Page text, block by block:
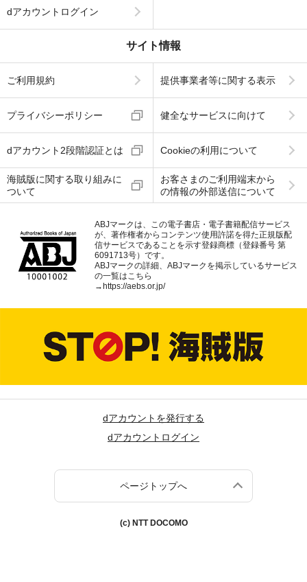
dアカウントログイン
サイト情報
ご利用規約 提供事業者等に関する表示
プライバシーポリシー 健全なサービスに向けて
dアカウント2段階認証とは Cookieの利用について
海賊版に関する取り組みに
ついて
お客さまのご利用端末から
の情報の外部送信について
ABJマークは、この電子書店・電子書籍配信サービス
が、著作権者からコンテンツ使用許諾を得た正規版配
信サービスであることを示す登録商標（登録番号 第
6091713号）です。
ABJマークの詳細、ABJマークを掲示しているサービス
の一覧はこちら
→https://aebs.or.jp/
dアカウントを発行する
dアカウントログイン
ページトップへ
(c) NTT DOCOMO